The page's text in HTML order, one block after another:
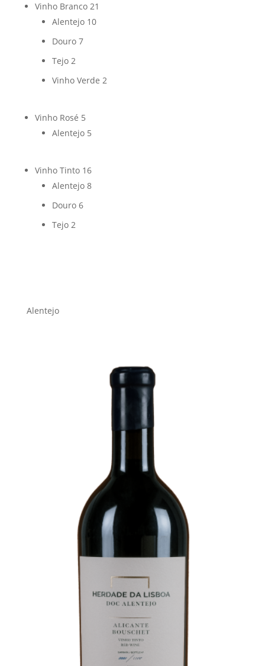
Vinho Branco 21
Alentejo 10
Douro 7
Tejo 2
Vinho Verde 2
Vinho Rosé 5
Alentejo 5
Vinho Tinto 16
Alentejo 8
Douro 6
Tejo 2
Alentejo